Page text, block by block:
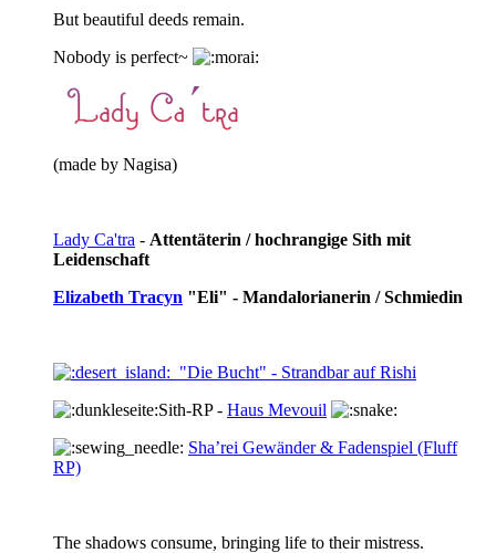
But beautiful deeds remain.
Nobody is perfect~
(made by Nagisa)
Lady Ca'tra - Attentäterin / hochrangige Sith mit
Leidenschaft
Elizabeth Tracyn "Eli" - Mandalorianerin / Schmiedin
"Die Bucht" - Strandbar auf Rishi
Sith-RP - Haus Mevouil
Sha’rei Gewänder & Fadenspiel (Fluff
RP)
The shadows consume, bringing life to their mistress.